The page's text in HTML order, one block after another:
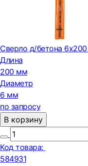
Сверло д/бетона
Длина
200 мм
Диаметр
6 мм
по запросу
В корзину
Код товара:
584931